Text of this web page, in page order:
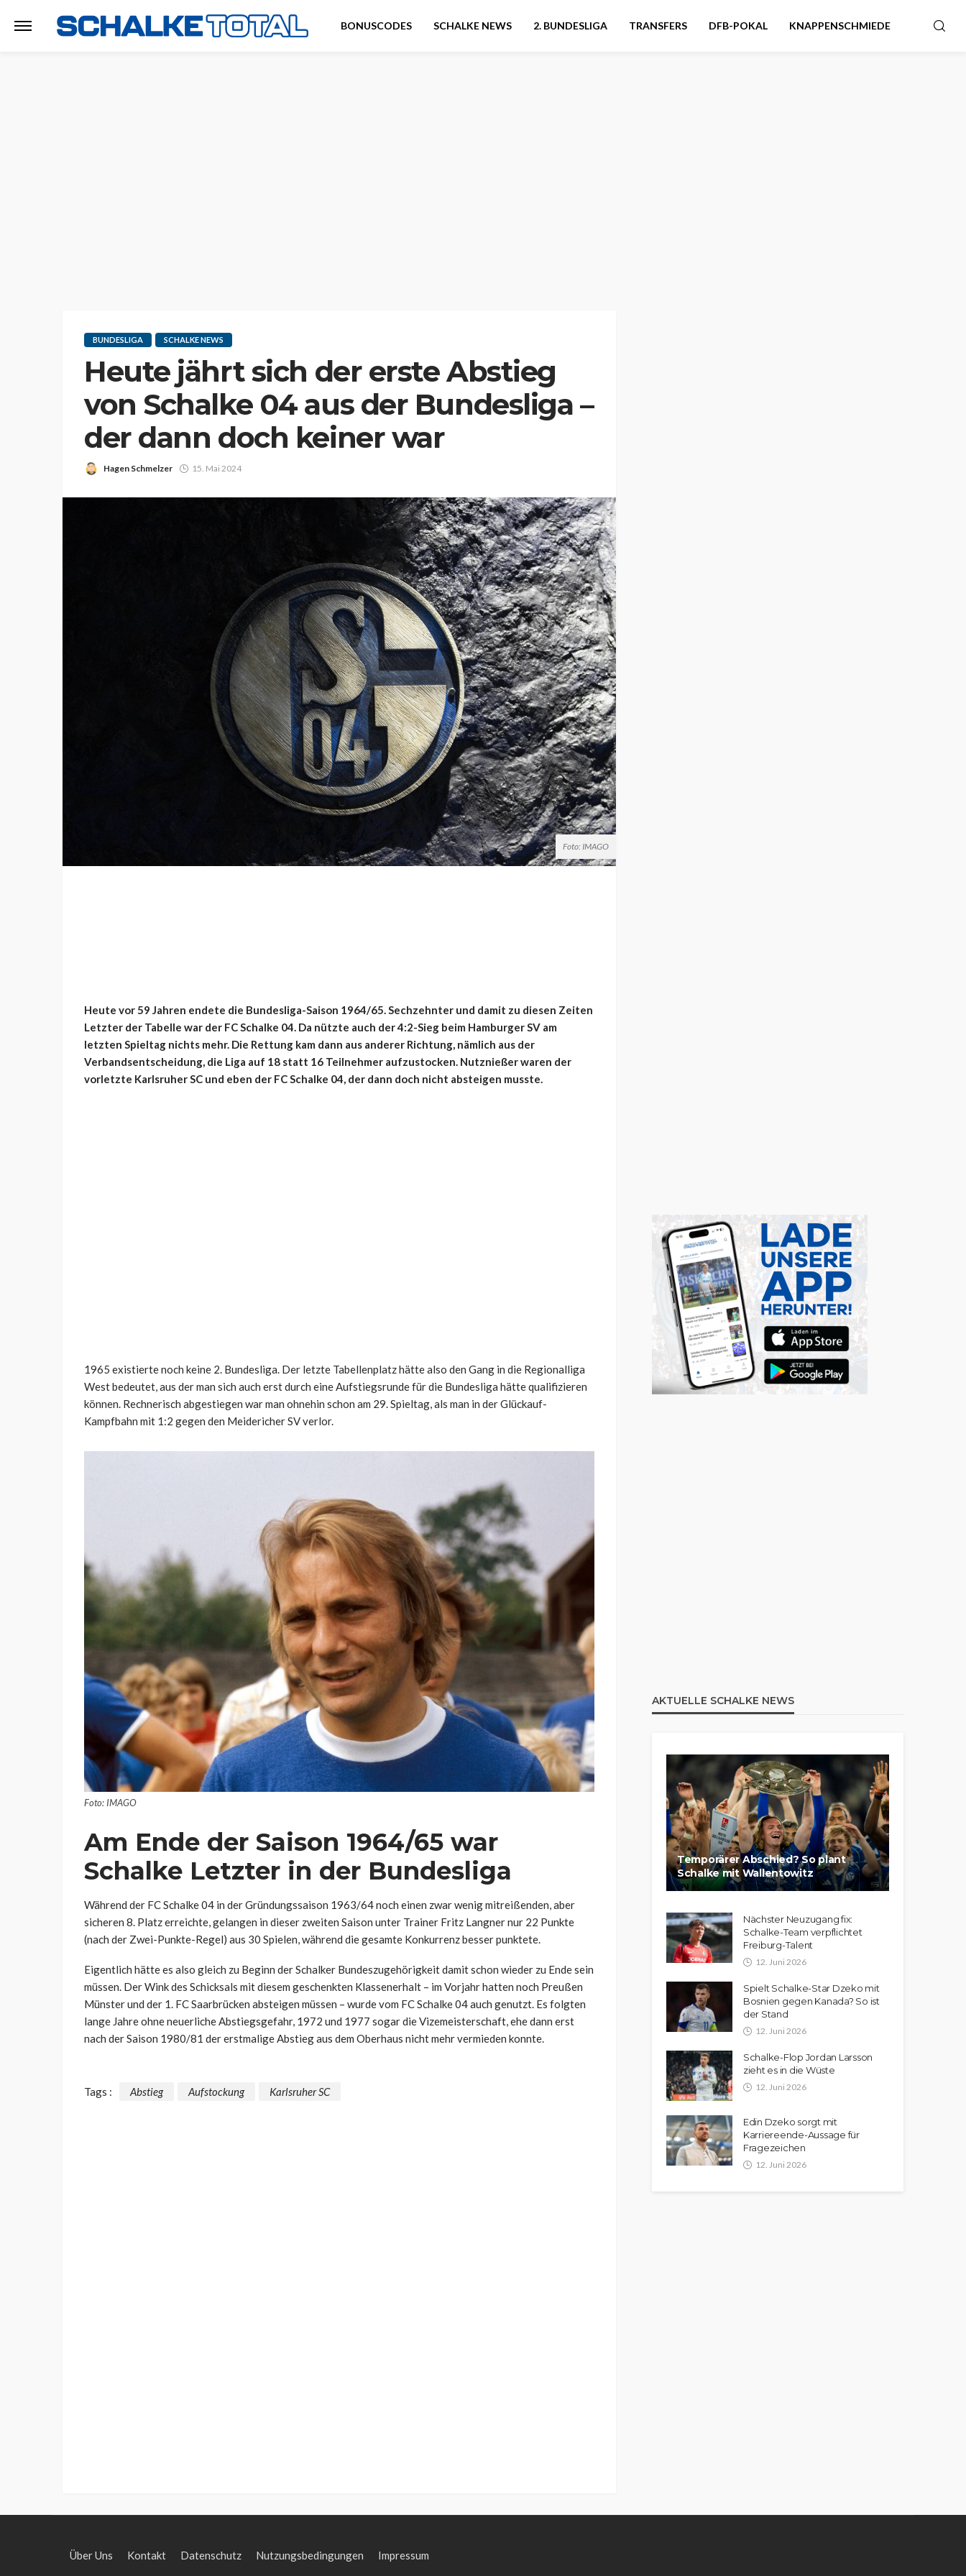
BONUSCODES SCHALKE NEWS 2. BUNDESLIGA TRANSFERS DFB-POKAL KNAPPENSCHMIEDE
BUNDESLIGA SCHALKE NEWS
Heute jährt sich der erste Abstieg
von Schalke 04 aus der Bundesliga –
der dann doch keiner war
Hagen Schmelzer 15. Mai 2024
Foto: IMAGO
Heute vor 59 Jahren endete die Bundesliga-Saison 1964/65. Sechzehnter und damit zu diesen Zeiten
Letzter der Tabelle war der FC Schalke 04. Da nützte auch der 4:2-Sieg beim Hamburger SV am
letzten Spieltag nichts mehr. Die Rettung kam dann aus anderer Richtung, nämlich aus der
Verbandsentscheidung, die Liga auf 18 statt 16 Teilnehmer aufzustocken. Nutznießer waren der
vorletzte Karlsruher SC und eben der FC Schalke 04, der dann doch nicht absteigen musste.
1965 existierte noch keine 2. Bundesliga. Der letzte Tabellenplatz hätte also den Gang in die Regionalliga
West bedeutet, aus der man sich auch erst durch eine Aufstiegsrunde für die Bundesliga hätte qualifizieren
können. Rechnerisch abgestiegen war man ohnehin schon am 29. Spieltag, als man in der Glückauf-
Kampfbahn mit 1:2 gegen den Meidericher SV verlor.
Foto: IMAGO
Am Ende der Saison 1964/65 war
Schalke Letzter in der Bundesliga
Während der FC Schalke 04 in der Gründungssaison 1963/64 noch einen zwar wenig mitreißenden, aber
sicheren 8. Platz erreichte, gelangen in dieser zweiten Saison unter Trainer Fritz Langner nur 22 Punkte
(nach der Zwei-Punkte-Regel) aus 30 Spielen, während die gesamte Konkurrenz besser punktete.
Eigentlich hätte es also gleich zu Beginn der Schalker Bundeszugehörigkeit damit schon wieder zu Ende sein
müssen. Der Wink des Schicksals mit diesem geschenkten Klassenerhalt – im Vorjahr hatten noch Preußen
Münster und der 1. FC Saarbrücken absteigen müssen – wurde vom FC Schalke 04 auch genutzt. Es folgten
lange Jahre ohne neuerliche Abstiegsgefahr, 1972 und 1977 sogar die Vizemeisterschaft, ehe dann erst
nach der Saison 1980/81 der erstmalige Abstieg aus dem Oberhaus nicht mehr vermieden konnte.
Tags : Abstieg Aufstockung Karlsruher SC
AKTUELLE SCHALKE NEWS
Temporärer Abschied? So plant
Schalke mit Wallentowitz
Nächster Neuzugang fix:
Schalke-Team verpflichtet
Freiburg-Talent
12. Juni 2026
Spielt Schalke-Star Dzeko mit
Bosnien gegen Kanada? So ist
der Stand
12. Juni 2026
Schalke-Flop Jordan Larsson
zieht es in die Wüste
12. Juni 2026
Edin Dzeko sorgt mit
Karriereende-Aussage für
Fragezeichen
12. Juni 2026
Über Uns Kontakt Datenschutz Nutzungsbedingungen Impressum